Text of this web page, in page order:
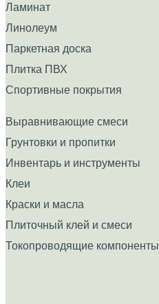
Ламинат
Линолеум
Паркетная доска
Плитка ПВХ
Спортивные покрытия
Выравнивающие смеси
Грунтовки и пропитки
Инвентарь и инструменты
Клеи
Краски и масла
Плиточный клей и смеси
Токопроводящие компоненты